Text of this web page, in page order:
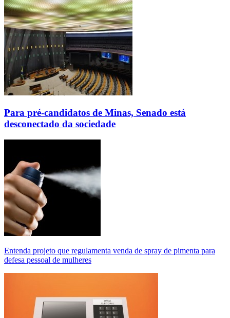
Para pré-candidatos de Minas, Senado está
desconectado da sociedade
Entenda projeto que regulamenta venda de spray de pimenta para
defesa pessoal de mulheres